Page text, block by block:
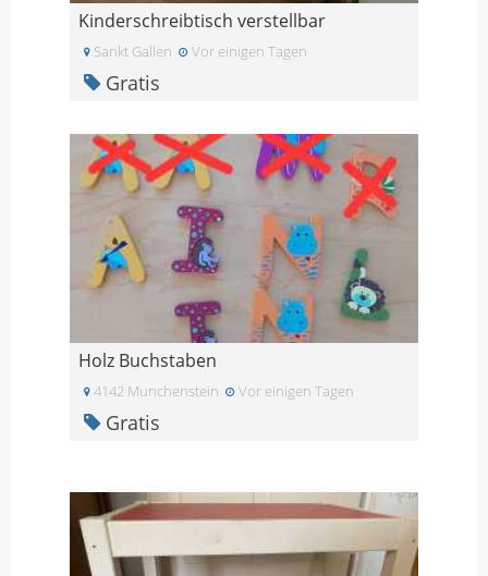
Kinderschreibtisch verstellbar
Sankt Gallen Vor einigen Tagen
Gratis
Holz Buchstaben
4142 Munchenstein Vor einigen Tagen
Gratis